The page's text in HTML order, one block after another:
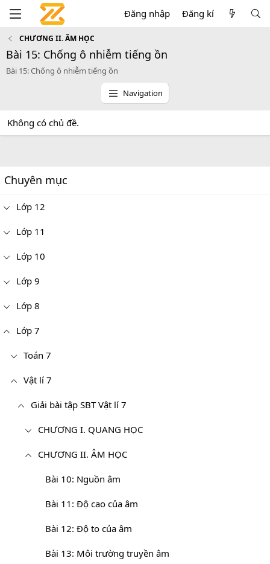
Đăng nhập Đăng kí
CHƯƠNG II. ÂM HỌC
Bài 15: Chống ô nhiễm tiếng ồn
Bài 15: Chống ô nhiễm tiếng ồn
Navigation
Không có chủ đề.
Chuyên mục
Lớp 12
Lớp 11
Lớp 10
Lớp 9
Lớp 8
Lớp 7
Toán 7
Vật lí 7
Giải bài tập SBT Vật lí 7
CHƯƠNG I. QUANG HỌC
CHƯƠNG II. ÂM HỌC
Bài 10: Nguồn âm
Bài 11: Độ cao của âm
Bài 12: Độ to của âm
Bài 13: Môi trường truyền âm